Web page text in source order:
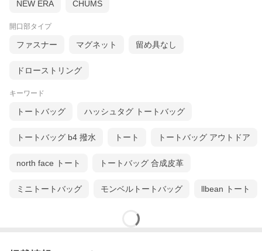
NEW ERA CHUMS
開口部タイプ
ファスナー マグネット 留め具なし
ドローストリング
キーワード
トートバッグ ハッシュタグ トートバッグ
トートバッグ b4 撥水 トート トートバッグ アウトドア
north face トート トートバッグ 合成皮革
ミニトートバッグ モンベルトートバッグ llbean トート